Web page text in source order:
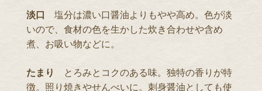
淡口 塩分は濃い口醤油よりもやや高め。色が淡
いので、食材の色を生かした炊き合わせや含め
煮、お吸い物などに。
たまり
とろみとコクのある味。独特の香りが特
徴。照り焼きやせんべいに。刺身醤油としても使